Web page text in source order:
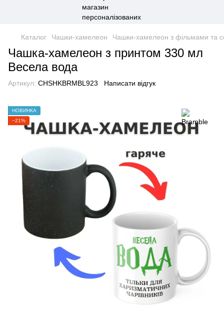
Каталог Чашки-хамелеон Чашки-хамелеон з фільмами та
Чашка-хамелеон з принтом 330 мл
Весела вода
Артикул: CHSHKBRMBL923 Написати відгук
НОВИНКА
−21%